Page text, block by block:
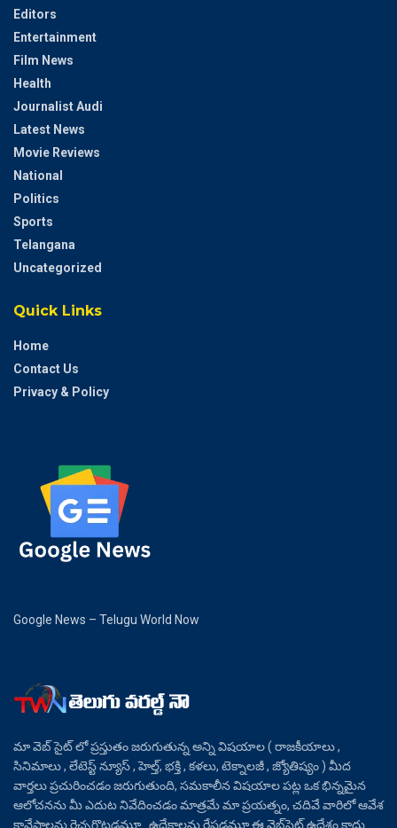
Editors
Entertainment
Film News
Health
Journalist Audi
Latest News
Movie Reviews
National
Politics
Sports
Telangana
Uncategorized
Quick Links
Home
Contact Us
Privacy & Policy
Google News – Telugu World Now
మా వెబ్ సైట్ లో ప్రస్తుతం జరుగుతున్న అన్ని విషయాల ( రాజకీయాలు ,
సినిమాలు , లేటెస్ట్ న్యూస్ , హెల్త్, భక్తి , కళలు, టెక్నాలజీ , జ్యోతిష్యం ) మీద
వార్తలు ప్రచురించడం జరుగుతుంది, సమకాలీన విషయాల పట్ల ఒక భిన్నమైన
ఆలోచనను మీ ఎదుట నివేదించడం మాత్రమే మా ప్రయత్నం, చదివే వారిలో ఆవేశ
కావేషాలను రెచ్చగొట్టడమూ.. ఉద్రేకాలను రేపడమూ ఈ వెబ్‌సైట్ ఉద్దేశం కాదు.